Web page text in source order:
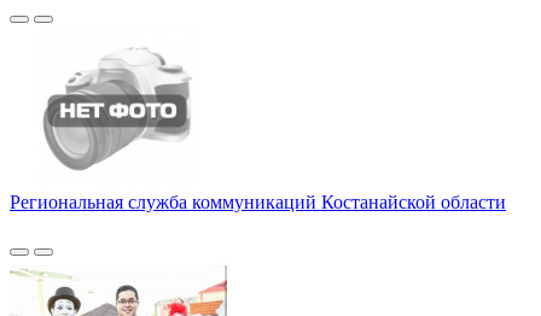
Региональная служба коммуникаций Костанайской области